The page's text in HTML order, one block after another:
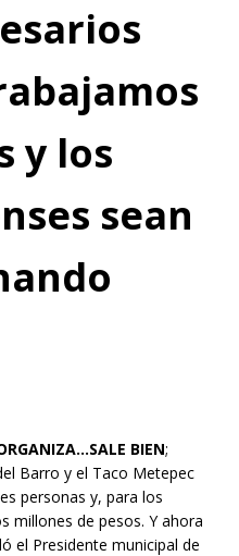
y los
sean
BIEN;
Barro y el Taco Metepec
personas y, para los
millones de pesos. Y ahora
el Presidente municipal de